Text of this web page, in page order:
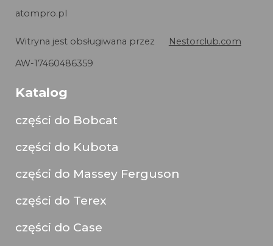
atompro.pl
Witryna jest obsługiwana przez
Nestorclub.com
AW-17460486359
Katalog
części do Bobcat
części do Kubota
części do Massey Ferguson
części do Terex
części do Case